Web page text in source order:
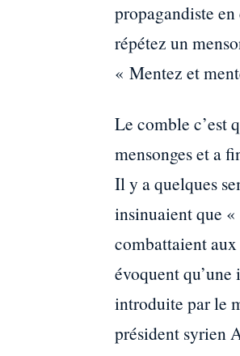
propagandiste
répétez un
« Mentez et
Le comble c’est
mensonges et a
Il y a quelques
insinuaient que «
combattaient
évoquent
introduite par le
président syrien